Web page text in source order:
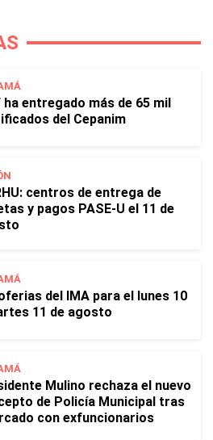
ha entregado más de 65 mil
del Cepanim
centros de entrega de
y pagos PASE-U el 11 de
del IMA para el lunes 10
11 de agosto
Mulino rechaza el nuevo
de Policía Municipal tras
con exfuncionarios